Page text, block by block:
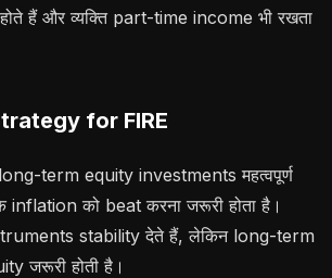
हैं और व्यक्ति part-time income भी रखता
for FIRE
term equity investments महत्वपूर्ण
inflation को beat करना जरूरी होता है।
stability देते हैं, लेकिन long-term
जरूरी होती है।